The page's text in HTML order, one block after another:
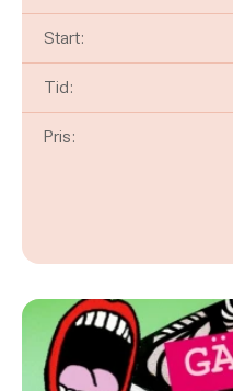
Start:
Tid:
Pris: